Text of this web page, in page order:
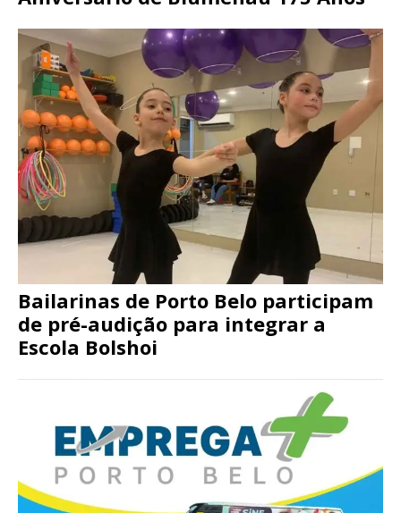
Bailarinas de Porto Belo participam
de pré-audição para integrar a
Escola Bolshoi